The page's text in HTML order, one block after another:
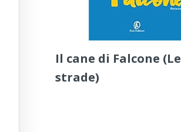
Il cane di Falcone (Le
strade)